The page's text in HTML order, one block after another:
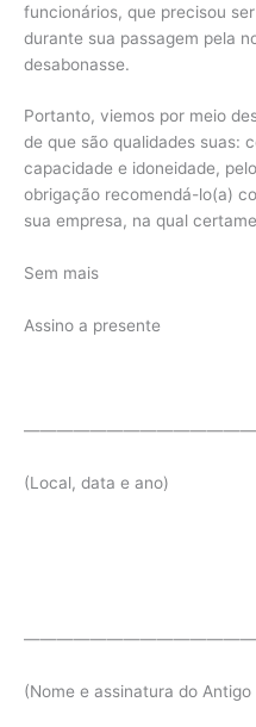
funcionários, que precisou
durante sua passagem pela
desabonasse.
Portanto, viemos por meio
de que são qualidades suas:
capacidade e idoneidade,
obrigação recomendá-lo(a)
sua empresa, na qual
Sem mais
Assino a presente
(Local, data e ano)
(Nome e assinatura do Antigo